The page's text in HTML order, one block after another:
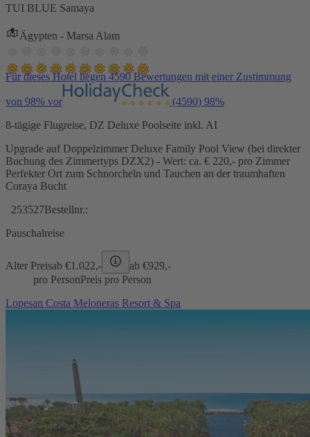
TUI BLUE Samaya
Ägypten - Marsa Alam
Für dieses Hotel liegen 4590 Bewertungen mit einer Zustimmung
von 98% vor (4590) 98%
8-tägige Flugreise, DZ Deluxe Poolseite inkl. AI
Upgrade auf Doppelzimmer Deluxe Family Pool View (bei direkter
Buchung des Zimmertyps DZX2) - Wert: ca. € 220,- pro Zimmer
Perfekter Ort zum Schnorcheln und Tauchen an der traumhaften
Coraya Bucht
253527Bestellnr.:
Pauschalreise
Alter Preisab €1.022,- ab €929,-
pro PersonPreis pro Person
Lopesan Costa Meloneras Resort & Spa